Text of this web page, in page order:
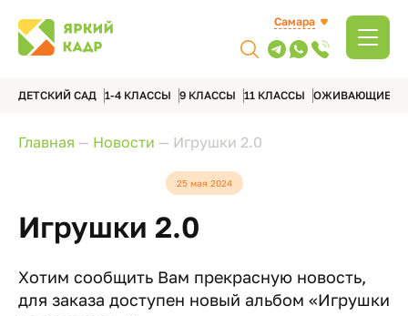
Самара
ДЕТСКИЙ САД 1-4 КЛАССЫ 9 КЛАССЫ 11 КЛАССЫ ОЖИВАЮЩИЕ
Главная — Новости — Игрушки 2.0
25 мая 2024
Игрушки 2.0
Хотим сообщить Вам прекрасную новость,
для заказа доступен новый альбом «Игрушки